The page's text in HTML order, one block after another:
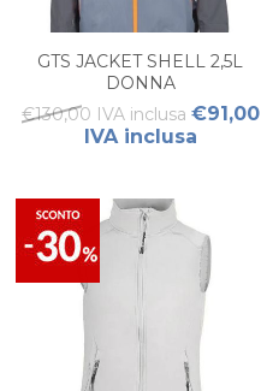
GTS JACKET SHELL 2,5L
DONNA
€130,00 IVA inclusa €91,00
IVA inclusa